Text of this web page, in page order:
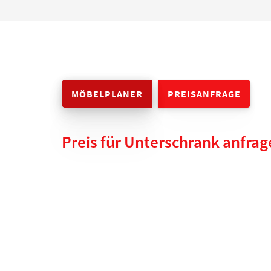
MÖBELPLANER PREISANFRAGE
Preis für Unterschrank